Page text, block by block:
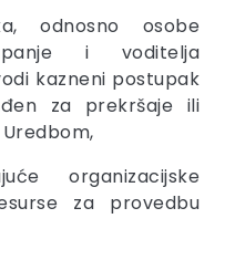
odnosno osobe
i voditelja
kazneni postupak
za prekršaje ili
organizacijske
za provedbu